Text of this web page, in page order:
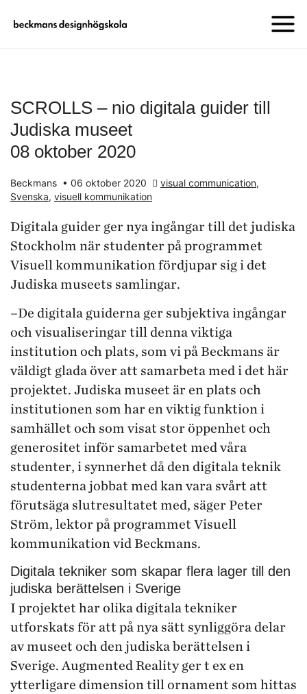
SCROLLS – nio digitala guider till
Judiska museet
08 oktober 2020
Beckmans • 06 oktober 2020 visual communication,
Svenska, visuell kommunikation
Digitala guider ger nya ingångar till det judiska
Stockholm när studenter på programmet
Visuell kommunikation fördjupar sig i det
Judiska museets samlingar.
–De digitala guiderna ger subjektiva ingångar
och visualiseringar till denna viktiga
institution och plats, som vi på Beckmans är
väldigt glada över att samarbeta med i det här
projektet. Judiska museet är en plats och
institutionen som har en viktig funktion i
samhället och som visat stor öppenhet och
generositet inför samarbetet med våra
studenter, i synnerhet då den digitala teknik
studenterna jobbat med kan vara svårt att
förutsäga slutresultatet med, säger Peter
Ström, lektor på programmet Visuell
kommunikation vid Beckmans.
Digitala tekniker som skapar flera lager till den
judiska berättelsen i Sverige
I projektet har olika digitala tekniker
utforskats för att på nya sätt synliggöra delar
av museet och den judiska berättelsen i
Sverige. Augmented Reality ger t ex en
ytterligare dimension till ornament som hittas